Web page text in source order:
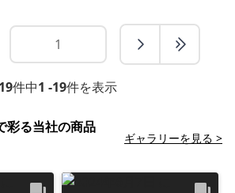
19件中1 -19件を表示
彩る当社の商品
ギャラリーを見る >